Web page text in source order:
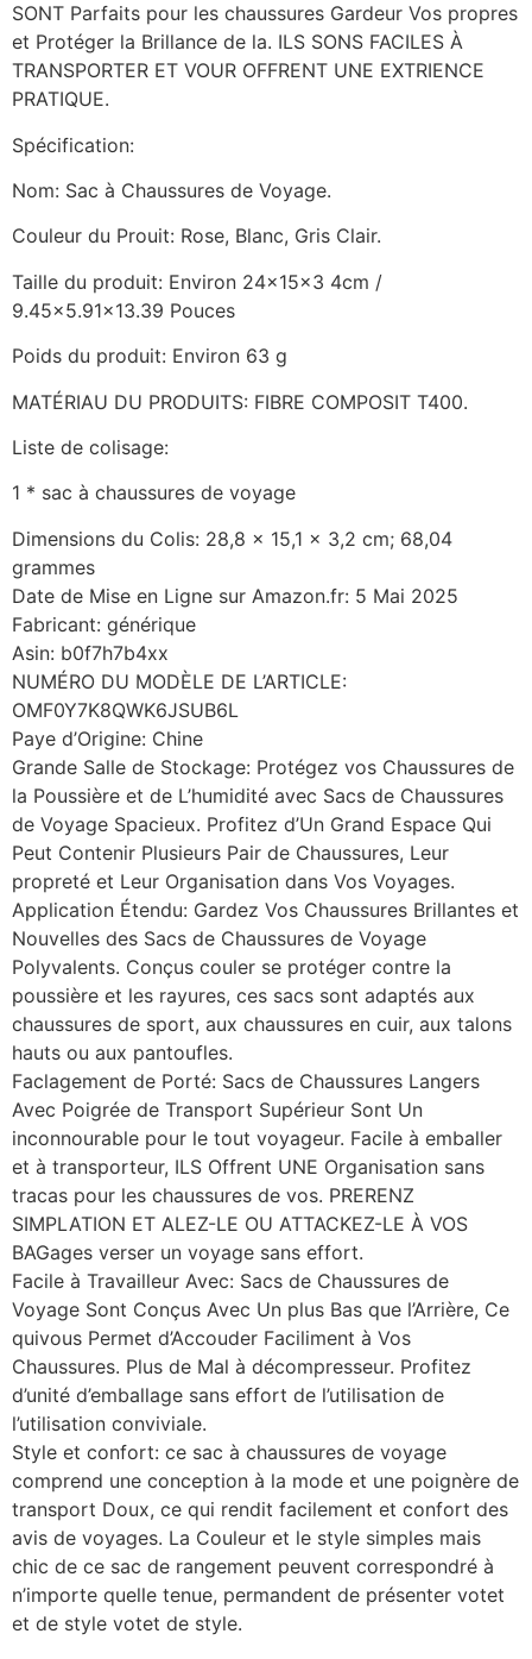
SONT Parfaits pour les chaussures Gardeur Vos propres
et Protéger la Brillance de la. ILS SONS FACILES À
TRANSPORTER ET VOUR OFFRENT UNE EXTRIENCE
PRATIQUE.
Spécification:
Nom: Sac à Chaussures de Voyage.
Couleur du Prouit: Rose, Blanc, Gris Clair.
Taille du produit: Environ 24x15x3 4cm /
9.45×5.91×13.39 Pouces
Poids du produit: Environ 63 g
MATÉRIAU DU PRODUITS: FIBRE COMPOSIT T400.
Liste de colisage:
1 * sac à chaussures de voyage
Dimensions du Colis: 28,8 x 15,1 x 3,2 cm; 68,04
grammes
Date de Mise en Ligne sur Amazon.fr: 5 Mai 2025
Fabricant: générique
Asin: b0f7h7b4xx
NUMÉRO DU MODÈLE DE L’ARTICLE:
OMF0Y7K8QWK6JSUB6L
Paye d’Origine: Chine
Grande Salle de Stockage: Protégez vos Chaussures de
la Poussière et de L’humidité avec Sacs de Chaussures
de Voyage Spacieux. Profitez d’Un Grand Espace Qui
Peut Contenir Plusieurs Pair de Chaussures, Leur
propreté et Leur Organisation dans Vos Voyages.
Application Étendu: Gardez Vos Chaussures Brillantes et
Nouvelles des Sacs de Chaussures de Voyage
Polyvalents. Conçus couler se protéger contre la
poussière et les rayures, ces sacs sont adaptés aux
chaussures de sport, aux chaussures en cuir, aux talons
hauts ou aux pantoufles.
Faclagement de Porté: Sacs de Chaussures Langers
Avec Poigrée de Transport Supérieur Sont Un
inconnourable pour le tout voyageur. Facile à emballer
et à transporteur, ILS Offrent UNE Organisation sans
tracas pour les chaussures de vos. PRERENZ
SIMPLATION ET ALEZ-LE OU ATTACKEZ-LE À VOS
BAGages verser un voyage sans effort.
Facile à Travailleur Avec: Sacs de Chaussures de
Voyage Sont Conçus Avec Un plus Bas que l’Arrière, Ce
quivous Permet d’Accouder Faciliment à Vos
Chaussures. Plus de Mal à décompresseur. Profitez
d’unité d’emballage sans effort de l’utilisation de
l’utilisation conviviale.
Style et confort: ce sac à chaussures de voyage
comprend une conception à la mode et une poignère de
transport Doux, ce qui rendit facilement et confort des
avis de voyages. La Couleur et le style simples mais
chic de ce sac de rangement peuvent correspondré à
n’importe quelle tenue, permandent de présenter votet
et de style votet de style.